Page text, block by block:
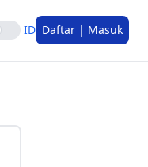
ID Daftar | Masuk